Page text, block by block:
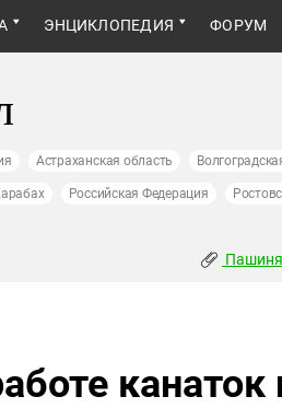
ЭНЦИКЛОПЕДИЯ ФОРУМ
Астраханская область
Российская Федерация
канаток